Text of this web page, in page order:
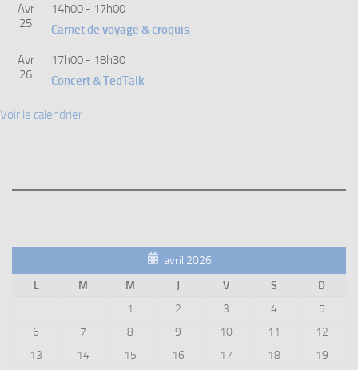
Avr
25
14h00 - 17h00
Carnet de voyage & croquis
Avr
26
17h00 - 18h30
Concert & TedTalk
Voir le calendrier
avril 2026
L
M M J V S
D
1
2 3 4
5
6
7 8 9 10 11
12
13
14 15 16 17 18
19